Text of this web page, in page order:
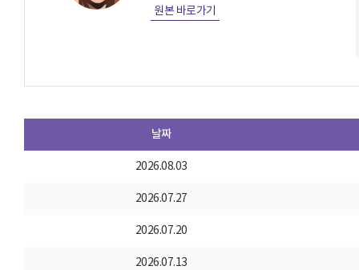
원본 바로가기
날짜
2026.08.03
2026.07.27
2026.07.20
2026.07.13